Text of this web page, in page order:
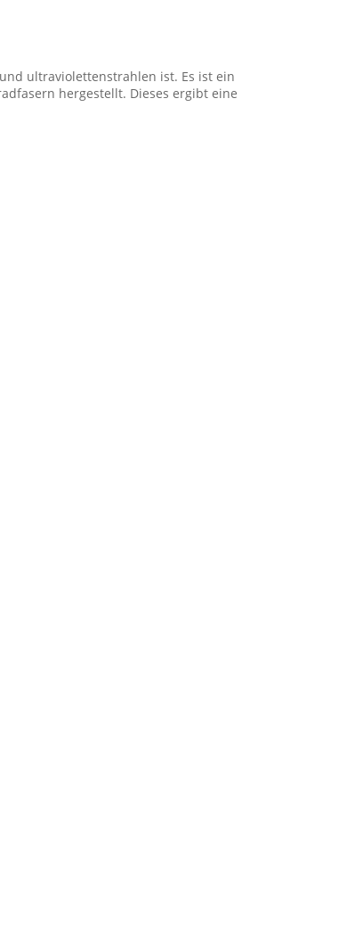
ultraviolettenstrahlen ist. Es ist ein
hergestellt. Dieses ergibt eine